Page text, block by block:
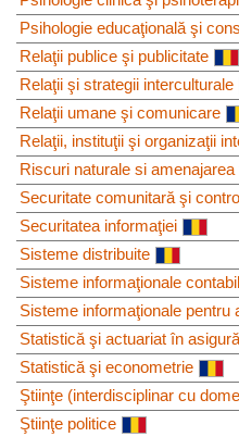
Psihologie educaţională şi
Relaţii publice şi publicitate
Relaţii şi strategii interculturale
Relaţii umane şi comunicare
Relaţii, instituţii şi organizaţii
Riscuri naturale si amenajarea
Securitate comunitară şi
Securitatea informaţiei
Sisteme distribuite
Sisteme informaţionale
Sisteme informaţionale pentru
Statistică şi actuariat în
Statistică şi econometrie
Ştiinţe (interdisciplinar cu
Ştiinţe politice